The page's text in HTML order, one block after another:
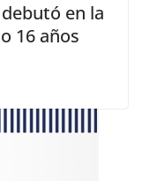
en la
16 años